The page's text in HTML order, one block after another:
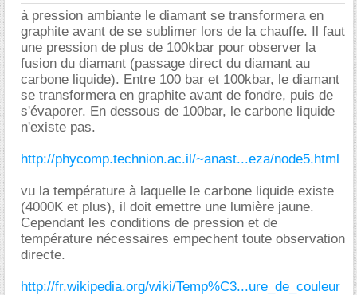
à pression ambiante le diamant se transformera en
graphite avant de se sublimer lors de la chauffe. Il faut
une pression de plus de 100kbar pour observer la
fusion du diamant (passage direct du diamant au
carbone liquide). Entre 100 bar et 100kbar, le diamant
se transformera en graphite avant de fondre, puis de
s'évaporer. En dessous de 100bar, le carbone liquide
n'existe pas.
http://phycomp.technion.ac.il/~anast...eza/node5.html
vu la température à laquelle le carbone liquide existe
(4000K et plus), il doit emettre une lumière jaune.
Cependant les conditions de pression et de
température nécessaires empechent toute observation
directe.
http://fr.wikipedia.org/wiki/Temp%C3...ure_de_couleur